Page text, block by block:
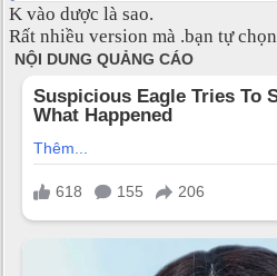
K vào dược là sao.
Rất nhiều version mà .bạn tự chọn